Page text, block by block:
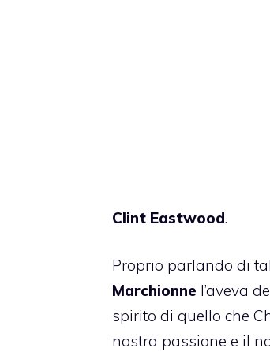
Clint Eastwood.
Proprio parlando di
Marchionne l’aveva
spirito di quello che
nostra passione e il